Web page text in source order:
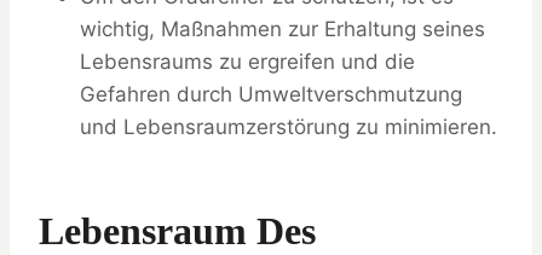
wichtig, Maßnahmen zur Erhaltung seines
Lebensraums zu ergreifen und die
Gefahren durch Umweltverschmutzung
und Lebensraumzerstörung zu minimieren.
Lebensraum Des